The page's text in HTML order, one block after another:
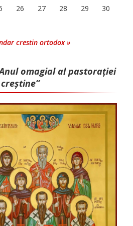
26 27 28 29
30
crestin ortodox »
omagial al pastorației